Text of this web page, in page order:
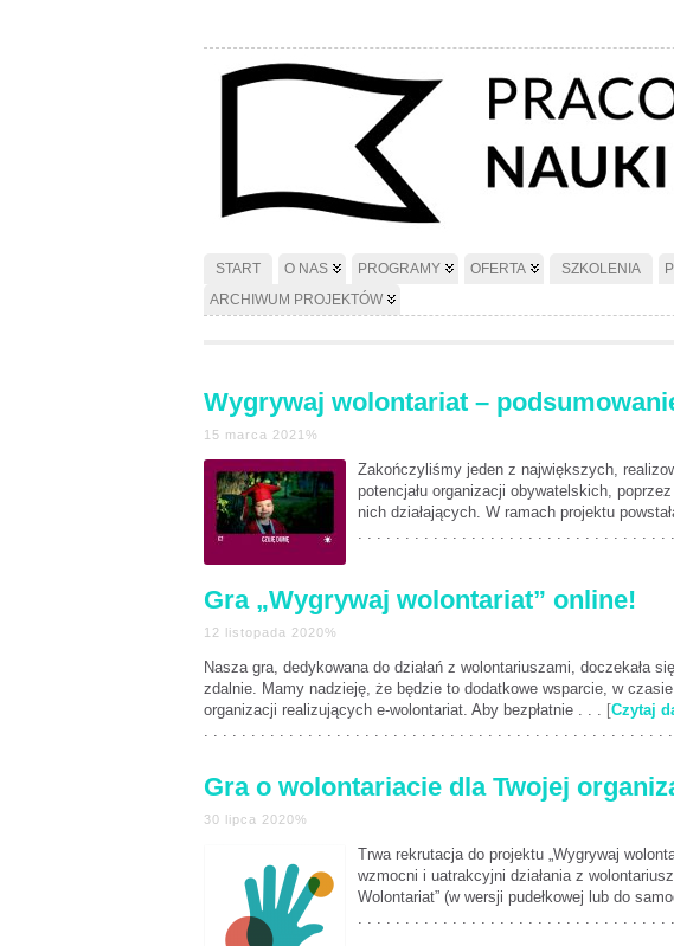
START O NAS PROGRAMY OFERTA SZKOLENIA
ARCHIWUM PROJEKTÓW
Wygrywaj wolontariat –
15 marca 2021%
Zakończyliśmy jeden z największych,
potencjału organizacji obywatelskich,
nich działających. W ramach projektu
. . . . . . . . . . . . . . . . . . . . . . . . . . . . . . . .
Gra „Wygrywaj wolontariat” online!
12 listopada 2020%
Nasza gra, dedykowana do działań z wolontariuszami, doczekała
zdalnie. Mamy nadzieję, że będzie to dodatkowe wsparcie, w
organizacji realizujących e-wolontariat. Aby bezpłatnie . . . [Czytaj
. . . . . . . . . . . . . . . . . . . . . . . . . . . . . . . . . . . . . . . . . . . . . . . . .
Gra o wolontariacie dla Twojej
30 lipca 2020%
Trwa rekrutacja do projektu „Wygrywaj
wzmocni i uatrakcyjni działania z
Wolontariat” (w wersji pudełkowej lub do
. . . . . . . . . . . . . . . . . . . . . . . . . . . . . . . .